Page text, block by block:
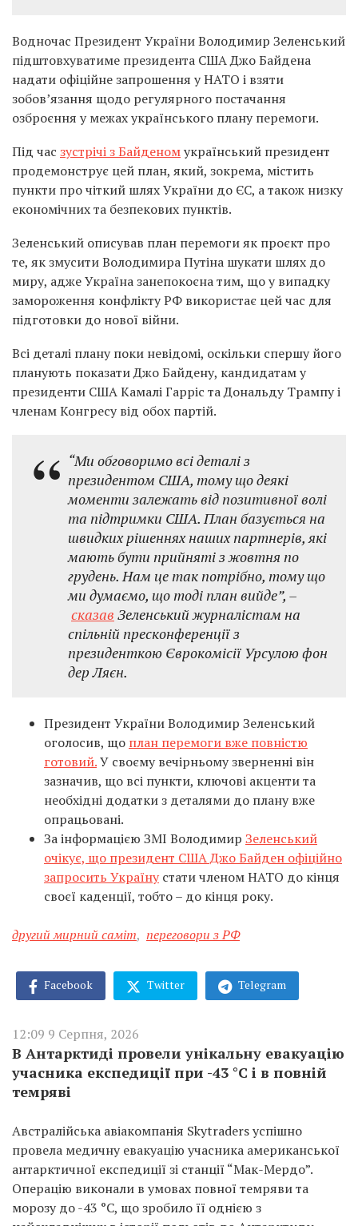
Водночас Президент України Володимир Зеленський
підштовхуватиме президента США Джо Байдена
надати офіційне запрошення у НАТО і взяти
зобов’язання щодо регулярного постачання
озброєння у межах українського плану перемоги.
Під час зустрічі з Байденомукраїнський президент
продемонструє цей план, який, зокрема, містить
пункти про чіткий шлях України до ЄС, а також низку
економічних та безпекових пунктів.
Зеленський описував план перемоги як проєкт про
те, як змусити Володимира Путіна шукати шлях до
миру, адже Україна занепокоєна тим, що у випадку
замороження конфлікту РФ використає цей час для
підготовки до нової війни.
Всі деталі плану поки невідомі, оскільки спершу його
планують показати Джо Байдену, кандидатам у
президенти США Камалі Гарріс та Дональду Трампу і
членам Конгресу від обох партій.
“Ми обговоримо всі деталі з
президентом США, тому що деякі
моменти залежать від позитивної волі
та підтримки США. План базується на
швидких рішеннях наших партнерів, які
мають бути прийняті з жовтня по
грудень. Нам це так потрібно, тому що
ми думаємо, що тоді план вийде”, –
сказав Зеленський журналістам на
спільній пресконференції з
президенткою Єврокомісії Урсулою фон
дер Ляєн.
Президент України Володимир Зеленський
оголосив, що план перемоги вже повністю
готовий.У своєму вечірньому зверненні він
зазначив, що всі пункти, ключові акценти та
необхідні додатки з деталями до плану вже
опрацьовані.
За інформацією ЗМІ Володимир Зеленський
очікує, що президент США Джо Байден офіційно
запросить Україну стати членом НАТО до кінця
своєї каденції, тобто – до кінця року.
другий мирний саміт, переговори з РФ
Facebook Twitter Telegram
12:09 9 Серпня, 2026
В Антарктиді провели унікальну евакуацію
учасника експедиції при -43 °C і в повній
темряві
Австралійська авіакомпанія Skytraders успішно
провела медичну евакуацію учасника американської
антарктичної експедиції зі станції “Мак-Мердо”.
Операцію виконали в умовах повної темряви та
морозу до -43 °C, що зробило її однією з